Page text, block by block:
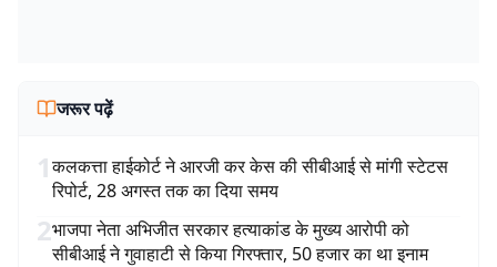
जरूर पढ़ें
1कलकत्ता हाईकोर्ट ने आरजी कर केस की सीबीआई से मांगी स्टेटस
रिपोर्ट, 28 अगस्त तक का दिया समय
2भाजपा नेता अभिजीत सरकार हत्याकांड के मुख्य आरोपी को
सीबीआई ने गुवाहाटी से किया गिरफ्तार, 50 हजार का था इनाम